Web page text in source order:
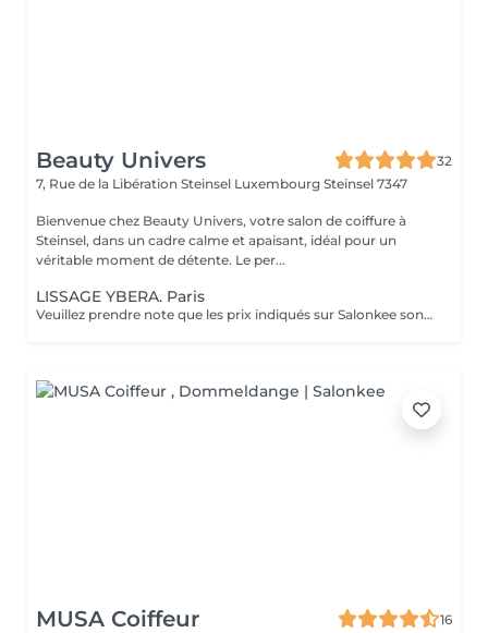
Beauty Univers
32
7, Rue de la Libération Steinsel Luxembourg Steinsel 7347
Bienvenue chez Beauty Univers, votre salon de coiffure à
Steinsel, dans un cadre calme et apaisant, idéal pour un
véritable moment de détente. Le per...
LISSAGE YBERA. Paris
Veuillez prendre note que les prix indiqués sur Salonkee sont communiqués à titre informatif et s'entendent de base. Ces derniers sont susceptibles de varier selon le diagnostic réalisé à votre arrivée au salon et l'expertise du professionnel à qui vous confiez votre beauté. Dans tous les cas, un devis précis vous sera proposé et toutes réalisations de prestations seront effectuées avec votre accord. Un grand merci d'avance pour votre compréhension. Au plaisir de vous revoir très vite.
MUSA Coiffeur
16